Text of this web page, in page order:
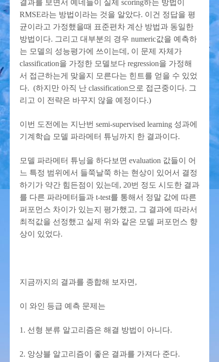
결과를 보면서 예네들이 실제 scoring하는 방법이
RMSE라는 방법이라는 것을 알았다. 이건 정답을 평
균이라고 가정했을때 표준편차 계산 방법과 동일한
방법이다. 그리고 대부분의 경우 numeric값을 예측하
는 모델의 성능평가에 쓰이는데, 이 문제 자체가
classification을 가정한 모델보다 regression을 가정해
서 접근하는게 맞을지 모른다는 힌트를 얻을 수 있었
다. (하지만 아직 난 classification으로 접근중이다. 그
리고 이 전략은 바꾸지 않을 예정이다.)
이번 도전에는 지난번 semi-supervised learning 성과에
기계학습 모델 파라메터 튜닝까지 한 결과이다.
모델 파라메터 튜닝을 하다보면 evaluation 값들이 어
느 특정 범위에서 들쭉날쭉 하는 현상이 있어서 결정
하기가 약간 힘든점이 있는데, 20번 정도 시도한 결과
를 다른 파라메터들과 t-test를 통해서 정말 값에 따른
퍼포먼스 차이가 있는지 평가했고, 그 결과에 따라서
최적값을 선정했고 실제 위와 같은 모델 퍼포먼스 향
상이 있었다.
지금까지의 결과를 종합해 보자면,
이 와인 등급 예측 문제는
1. 선형 분류 알고리즘은 해결 방법이 아니다.
2. 앙상블 알고리즘이 좋은 결과를 가져다 준다.